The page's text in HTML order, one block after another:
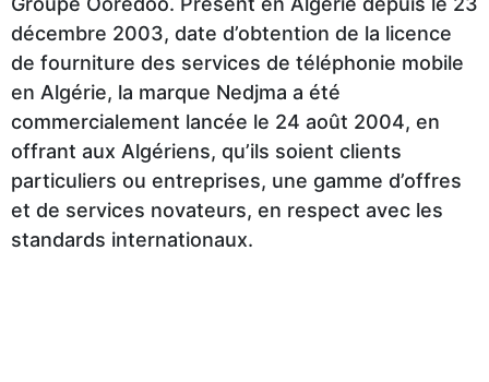
Make
up
Home
Parfum
Style
MOBILIS
CITY
TOURS
Athlete’s
Foot
Greyder
Colin's
Vaquetillas
LC
Waikiki
Us
Polo
Assn
Okaidi
TIME
GALLERY
VAPO
CLOPE
Luxury
Kingdom
Donuts
Passion
Macaron
décembre 2003, date d’obtention de la licence
de fourniture des services de téléphonie mobile
en Algérie, la marque Nedjma a été
commercialement lancée le 24 août 2004, en
offrant aux Algériens, qu’ils soient clients
particuliers ou entreprises, une gamme d’offres
et de services novateurs, en respect avec les
standards internationaux.